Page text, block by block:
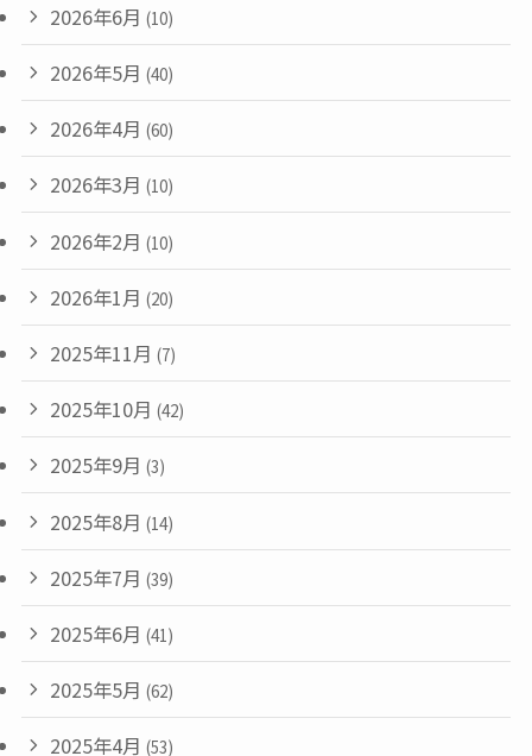
2026年6月 (10)
2026年5月 (40)
2026年4月 (60)
2026年3月 (10)
2026年2月 (10)
2026年1月 (20)
2025年11月 (7)
2025年10月 (42)
2025年9月 (3)
2025年8月 (14)
2025年7月 (39)
2025年6月 (41)
2025年5月 (62)
2025年4月 (53)